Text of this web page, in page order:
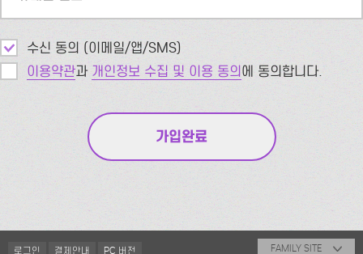
수신 동의 (이메일/앱/SMS)
이용약관과 개인정보 수집 및 이용 동의에 동의합니다.
로그인 결제안내 PC 버전 FAMILY SITE